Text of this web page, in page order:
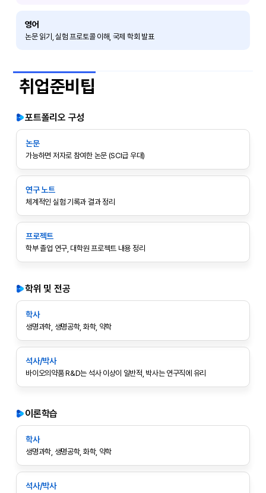
영어
논문 읽기, 실험 프로토콜 이해, 국제 학회 발표
취업준비팁
포트폴리오 구성
논문
가능하면 저자로 참여한 논문 (SCI급 우대)
연구 노트
체계적인 실험 기록과 결과 정리
프로젝트
학부 졸업 연구, 대학원 프로젝트 내용 정리
학위 및 전공
학사
생명과학, 생명공학, 화학, 약학
석사/박사
바이오의약품 R&D는 석사 이상이 일반적, 박사는 연구직에 유리
이론학습
학사
생명과학, 생명공학, 화학, 약학
석사/박사